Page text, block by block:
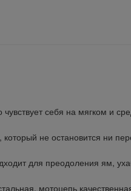
себя на мягком и
не остановится ни
для преодоления ям,
мотоцепь